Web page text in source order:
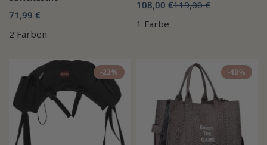
71,99 €
2 Farben
108,00 €119,00 €
1 Farbe
-23% -48%